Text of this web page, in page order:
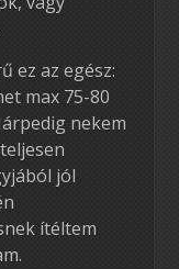
ez az egész:
max 75-80
nekem
jól
ítéltem